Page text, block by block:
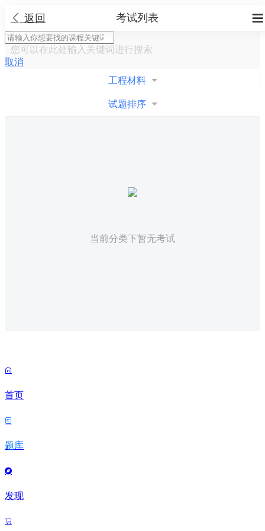
 返回 
考试列表
您可以在此处输入关键词进行搜索
取消
工程材料
试题排序
当前分类下暂无考试

首页

题库

发现
